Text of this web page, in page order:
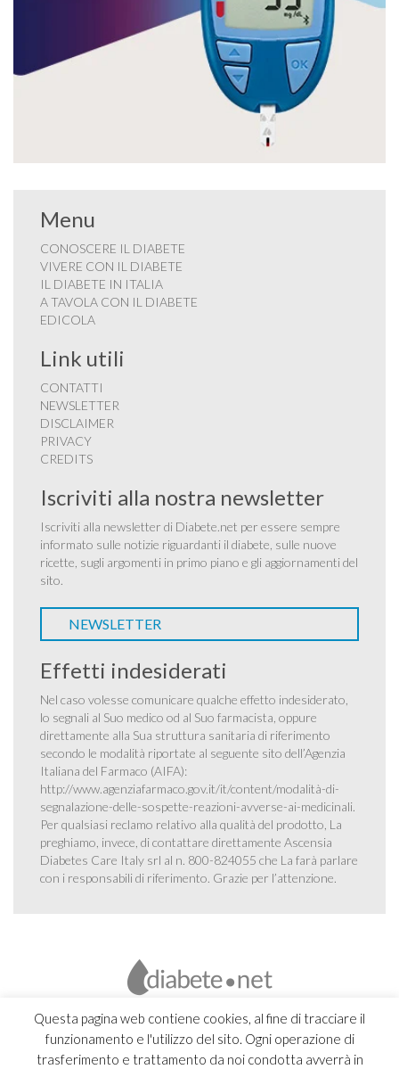
Questa pagina web contiene cookies, al fine di tracciare il
funzionamento e l'utilizzo del sito. Ogni operazione di
trasferimento e trattamento da noi condotta avverrà in
Menu
CONOSCERE IL DIABETE
VIVERE CON IL DIABETE
IL DIABETE IN ITALIA
A TAVOLA CON IL DIABETE
EDICOLA
Link utili
CONTATTI
NEWSLETTER
DISCLAIMER
PRIVACY
CREDITS
Iscriviti alla nostra newsletter
Iscriviti alla newsletter di Diabete.net per essere sempre
informato sulle notizie riguardanti il diabete, sulle nuove
ricette, sugli argomenti in primo piano e gli aggiornamenti del
sito.
NEWSLETTER
Effetti indesiderati
Nel caso volesse comunicare qualche effetto indesiderato,
lo segnali al Suo medico od al Suo farmacista, oppure
direttamente alla Sua struttura sanitaria di riferimento
secondo le modalità riportate al seguente sito dell’Agenzia
Italiana del Farmaco (AIFA):
http://www.agenziafarmaco.gov.it/it/content/modalità-di-
segnalazione-delle-sospette-reazioni-avverse-ai-medicinali.
Per qualsiasi reclamo relativo alla qualità del prodotto, La
preghiamo, invece, di contattare direttamente Ascensia
Diabetes Care Italy srl al n. 800-824055 che La farà parlare
con i responsabili di riferimento. Grazie per l’attenzione.